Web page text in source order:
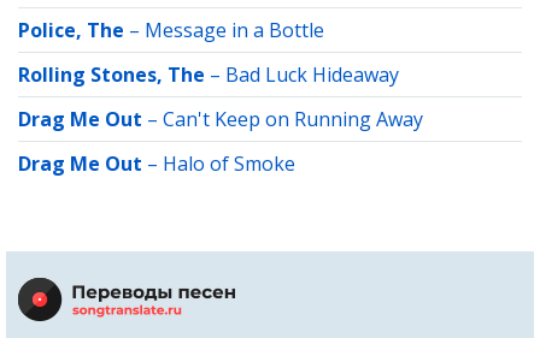
Police, The – Message in a Bottle
Rolling Stones, The – Bad Luck Hideaway
Drag Me Out – Can't Keep on Running Away
Drag Me Out – Halo of Smoke